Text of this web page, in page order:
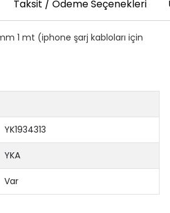
Taksit / Ödeme Seçenekleri
1 mt (iphone şarj kabloları için
YK1934313
YKA
Var